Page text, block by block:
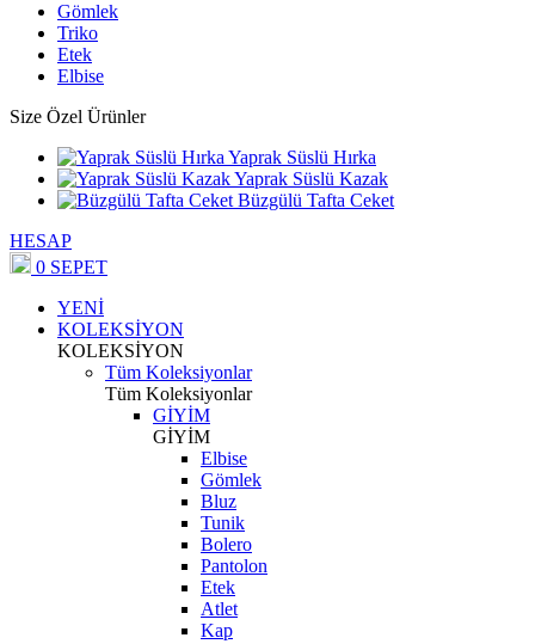
Gömlek
Triko
Etek
Elbise
Size Özel Ürünler
Yaprak Süslü Hırka
Yaprak Süslü Kazak
Büzgülü Tafta Ceket
HESAP
0 SEPET
YENİ
KOLEKSİYON
KOLEKSİYON
Tüm Koleksiyonlar
Tüm Koleksiyonlar
GİYİM
GİYİM
Elbise
Gömlek
Bluz
Tunik
Bolero
Pantolon
Etek
Atlet
Kap